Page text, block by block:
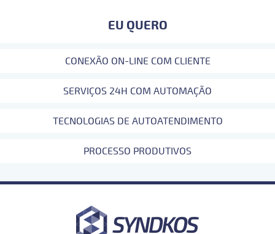
EU QUERO
CONEXÃO ON-LINE COM CLIENTE
SERVIÇOS 24H COM AUTOMAÇÃO
TECNOLOGIAS DE AUTOATENDIMENTO
PROCESSO PRODUTIVOS